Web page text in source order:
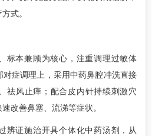
式。
标本兼顾为核心，注重调理过敏体
症调理上，采用中药鼻腔冲洗直接
祛风止痒；配合皮内针持续刺激穴
改善鼻塞、流涕等症状。
辨证施治开具个体化中药汤剂，从